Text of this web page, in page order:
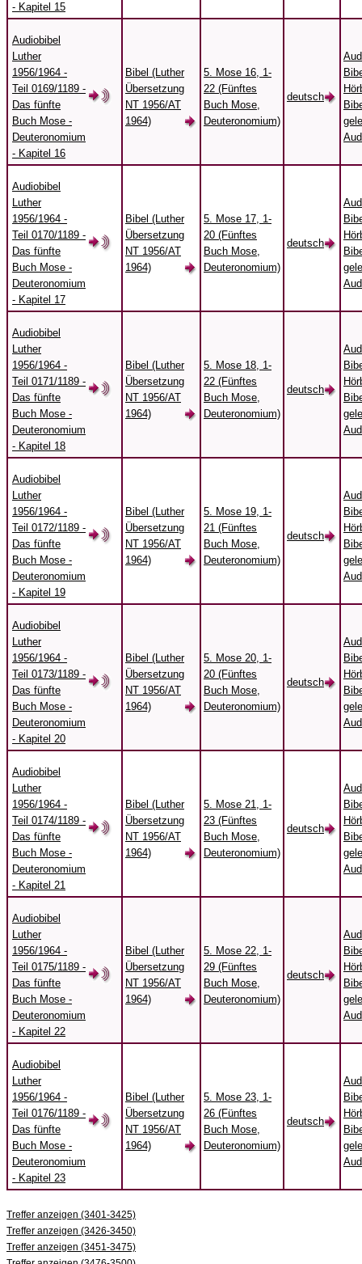
- Kapitel 15
Audiobibel
Luther
1956/1964 -
Teil 0169/1189 -
Das fünfte
Buch Mose -
Deuteronomium
- Kapitel 16
Bibel (Luther
Übersetzung
NT 1956/AT
1964)
5. Mose 16, 1-
22 (Fünftes
Buch Mose,
Deuteronomium)
deutsch
Audiobibel
Luther
1956/1964 -
Teil 0170/1189 -
Das fünfte
Buch Mose -
Deuteronomium
- Kapitel 17
Bibel (Luther
Übersetzung
NT 1956/AT
1964)
5. Mose 17, 1-
20 (Fünftes
Buch Mose,
Deuteronomium)
deutsch
Audiobibel
Luther
1956/1964 -
Teil 0171/1189 -
Das fünfte
Buch Mose -
Deuteronomium
- Kapitel 18
Bibel (Luther
Übersetzung
NT 1956/AT
1964)
5. Mose 18, 1-
22 (Fünftes
Buch Mose,
Deuteronomium)
deutsch
Audiobibel
Luther
1956/1964 -
Teil 0172/1189 -
Das fünfte
Buch Mose -
Deuteronomium
- Kapitel 19
Bibel (Luther
Übersetzung
NT 1956/AT
1964)
5. Mose 19, 1-
21 (Fünftes
Buch Mose,
Deuteronomium)
deutsch
Audiobibel
Luther
1956/1964 -
Teil 0173/1189 -
Das fünfte
Buch Mose -
Deuteronomium
- Kapitel 20
Bibel (Luther
Übersetzung
NT 1956/AT
1964)
5. Mose 20, 1-
20 (Fünftes
Buch Mose,
Deuteronomium)
deutsch
Audiobibel
Luther
1956/1964 -
Teil 0174/1189 -
Das fünfte
Buch Mose -
Deuteronomium
- Kapitel 21
Bibel (Luther
Übersetzung
NT 1956/AT
1964)
5. Mose 21, 1-
23 (Fünftes
Buch Mose,
Deuteronomium)
deutsch
Audiobibel
Luther
1956/1964 -
Teil 0175/1189 -
Das fünfte
Buch Mose -
Deuteronomium
- Kapitel 22
Bibel (Luther
Übersetzung
NT 1956/AT
1964)
5. Mose 22, 1-
29 (Fünftes
Buch Mose,
Deuteronomium)
deutsch
Audiobibel
Luther
1956/1964 -
Teil 0176/1189 -
Das fünfte
Buch Mose -
Deuteronomium
- Kapitel 23
Bibel (Luther
Übersetzung
NT 1956/AT
1964)
5. Mose 23, 1-
26 (Fünftes
Buch Mose,
Deuteronomium)
deutsch
Treffer anzeigen (3401-3425)
Treffer anzeigen (3426-3450)
Treffer anzeigen (3451-3475)